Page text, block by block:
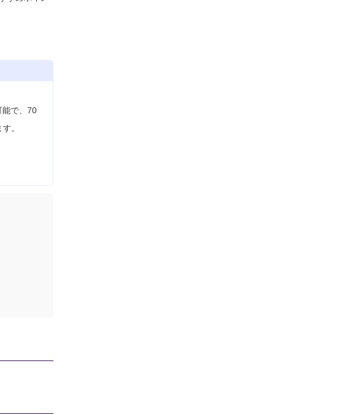
能で、70
。